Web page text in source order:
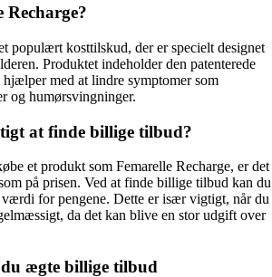
Recharge?
populært kosttilskud, der er specielt designet
Produktet indeholder den patenterede
med at lindre symptomer som
og humørsvingninger.
at finde billige tilbud?
et produkt som Femarelle Recharge, er det
på prisen. Ved at finde billige tilbud kan du
værdi for pengene. Dette er især vigtigt, når du
da det kan blive en stor udgift over
ægte billige tilbud